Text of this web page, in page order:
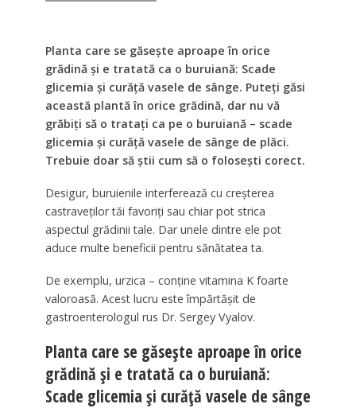
Planta care se găsește aproape în orice
grădină și e tratată ca o buruiană: Scade
glicemia și curăță vasele de sânge. Puteți găsi
această plantă în orice grădină, dar nu vă
grăbiți să o tratați ca pe o buruiană – scade
glicemia și curăță vasele de sânge de plăci.
Trebuie doar să știi cum să o folosești corect.
Desigur, buruienile interferează cu creșterea
castraveților tăi favoriți sau chiar pot strica
aspectul grădinii tale. Dar unele dintre ele pot
aduce multe beneficii pentru sănătatea ta.
De exemplu, urzica – conține vitamina K foarte
valoroasă. Acest lucru este împărtășit de
gastroenterologul rus Dr. Sergey Vyalov.
Planta care se găsește aproape în orice
grădină și e tratată ca o buruiană:
Scade glicemia și curăță vasele de sânge